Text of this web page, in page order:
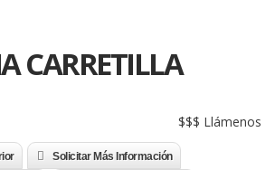
CARRETILLA
$$$ Llámenos
Solicitar Más Información